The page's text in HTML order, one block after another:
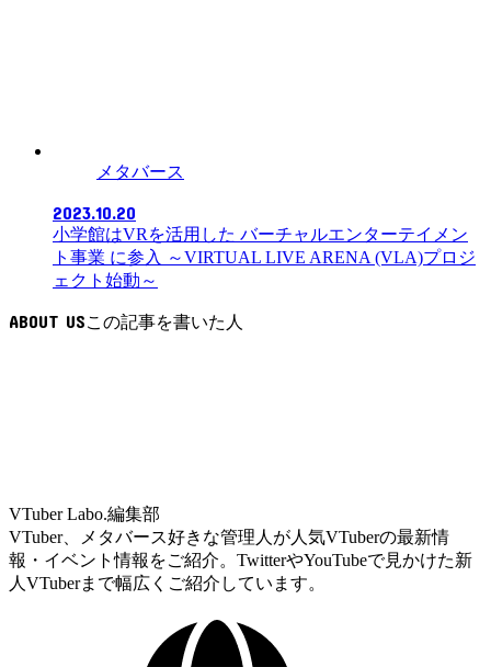
メタバース
2023.10.20
小学館はVRを活用した バーチャルエンターテイメン
ト事業 に参入 ～VIRTUAL LIVE ARENA (VLA)プロジ
ェクト始動～
ABOUT US
VTuber Labo.編集部
VTuber、メタバース好きな管理人が人気VTuberの最新情
報・イベント情報をご紹介。TwitterやYouTubeで見かけた新
人VTuberまで幅広くご紹介しています。